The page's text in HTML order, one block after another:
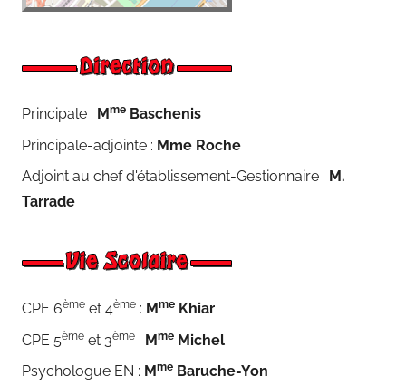
Principale : M me Baschenis
Principale-adjointe : Mme Roche
Adjoint au chef d'établissement-Gestionnaire : M.
Tarrade
CPE 6ème et 4ème : Mme Khiar
CPE 5ème et 3ème : Mme Michel
Psychologue EN : Mme Baruche-Yon